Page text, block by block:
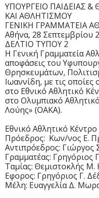
ΥΠΟΥΡΓΕΙΟ ΠΑΙΔΕΙΑΣ
ΚΑΙ ΑΘΛΗΤΙΣΜΟΥ
ΓΕΝΙΚΗ ΓΡΑΜΜΑΤΕΙΑ
Αθήνα, 28 Σεπτεμβρίου
ΔΕΛΤΙΟ ΤΥΠΟΥ 2
Η Γενική Γραμματεία
αποφάσεις του
Θρησκευμάτων,
Ιωαννίδη, με τις οποίες
στο Εθνικό Αθλητικό
στο Ολυμπιακό
Λούης» (ΟΑΚΑ).
Εθνικό Αθλητικό
Πρόεδρος: Κων/νος Ε.
Αντιπρόεδρος: Γιώργος
Γραμματέας: Γρηγόριος
Ταμίας: Θεμιστοκλής Μ.
Εφορος: Γρηγόριος Γ.
Μέλη: Ευαγγελία Δ.